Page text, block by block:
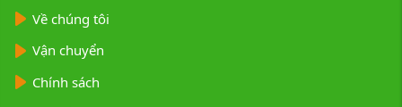
Về chúng tôi
Vận chuyển
Chính sách